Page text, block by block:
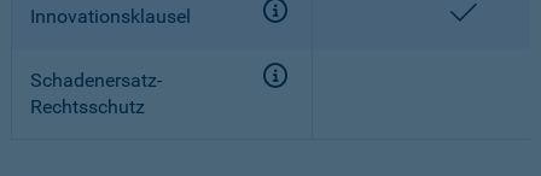
Innovationsklausel
Schadenersatz-
Rechtsschutz